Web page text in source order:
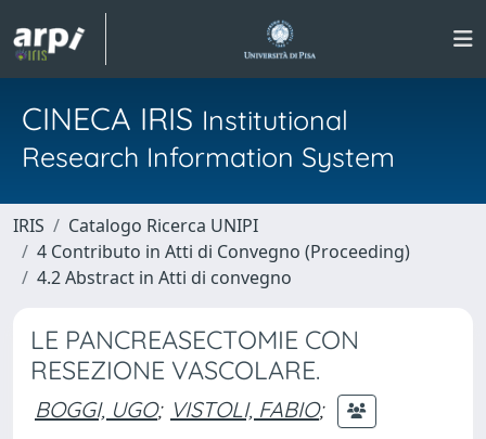
CINECA IRIS Institutional
Research Information System
IRIS
Catalogo Ricerca UNIPI
4 Contributo in Atti di Convegno (Proceeding)
4.2 Abstract in Atti di convegno
LE PANCREASECTOMIE CON
RESEZIONE VASCOLARE.
BOGGI, UGO; VISTOLI, FABIO;